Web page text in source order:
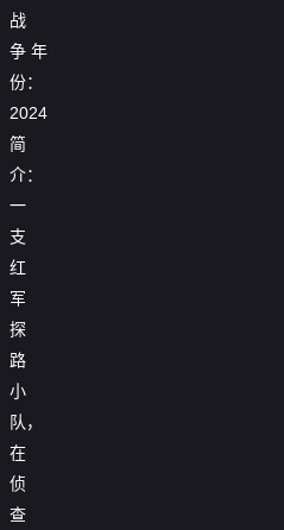
战
争 年
份：
2024
简
介：
一
支
红
军
探
路
小
队，
在
侦
查